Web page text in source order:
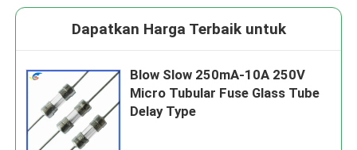
Dapatkan Harga Terbaik untuk
Blow Slow 250mA-10A 250V
Micro Tubular Fuse Glass Tube
Delay Type